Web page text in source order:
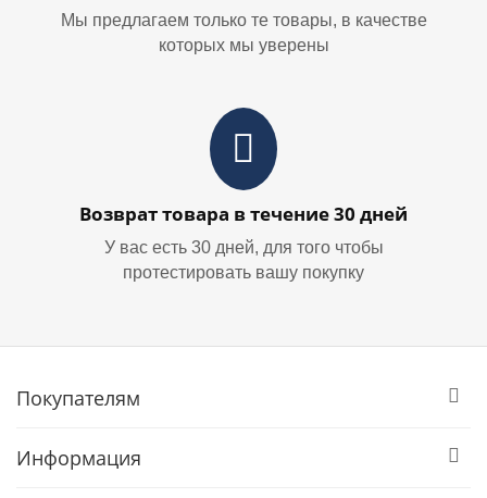
Мы предлагаем только те товары, в качестве
которых мы уверены
Возврат товара в течение 30 дней
У вас есть 30 дней, для того чтобы
протестировать вашу покупку
Покупателям
Информация